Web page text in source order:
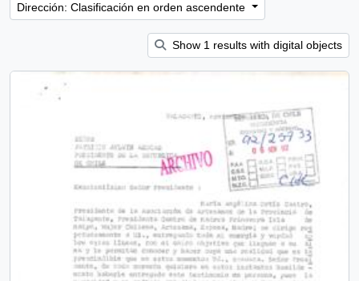
Dirección: Clasificación en orden ascendente
Show 1 results with digital objects